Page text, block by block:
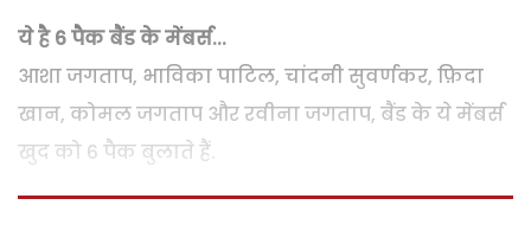
ये है6पैक बैंड के मेंबर्स...
आशा जगताप, भाविका पाटिल, चांदनी सुवर्णकर, फ़िदा
खान, कोमल जगताप और रवीना जगताप, बैंड के ये मेंबर्स
खुद को 6 पैक बुलाते हैं.